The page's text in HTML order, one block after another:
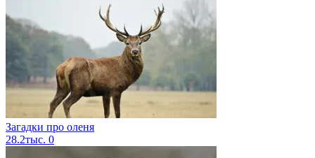
Загадки про оленя
28.2тыс. 0